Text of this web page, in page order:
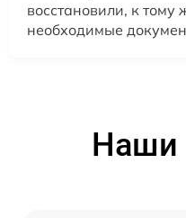
восстановили, к тому
необходимые
Наши